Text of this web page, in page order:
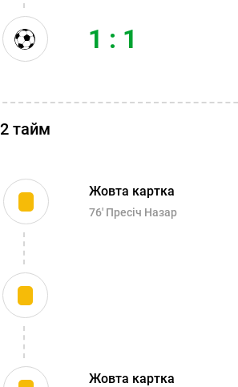
1 : 1
2 тайм
Жовта картка
76' Пресіч Назар
Жовта картка